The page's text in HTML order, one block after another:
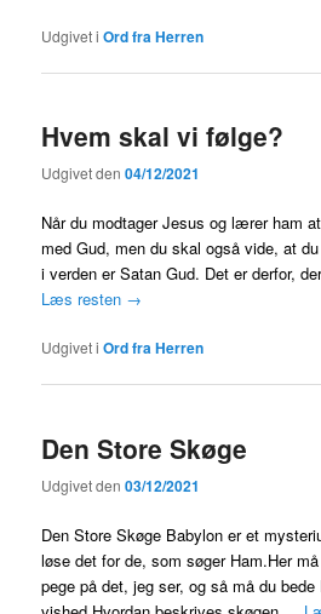
Udgivet i Ord fra Herren
Hvem skal vi følge?
Udgivet den04/12/2021
Når du modtager Jesus og lærer ham
med Gud, men du skal også vide, at
i verden er Satan Gud. Det er derfor,
Læs resten →
Udgivet i Ord fra Herren
Den Store Skøge
Udgivet den03/12/2021
Den Store Skøge Babylon er et
løse det for de, som søger Ham.Her
pege på det, jeg ser, og så må du bede